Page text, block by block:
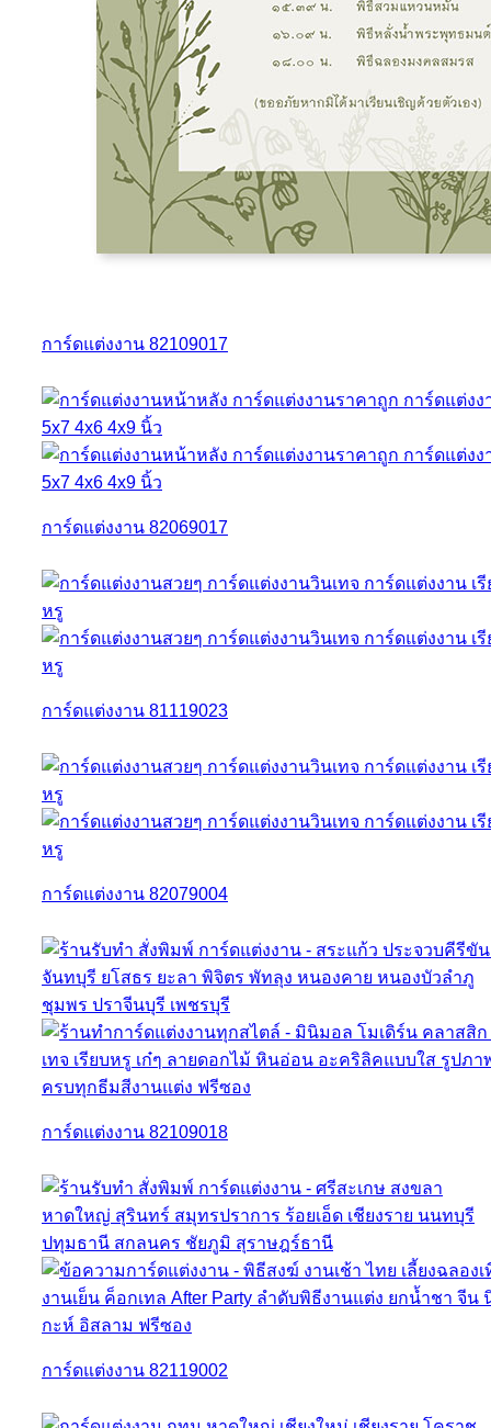
การ์ดแต่งงาน 82109017
การ์ดแต่งงาน 82069017
การ์ดแต่งงาน 81119023
การ์ดแต่งงาน 82079004
การ์ดแต่งงาน 82109018
การ์ดแต่งงาน 82119002